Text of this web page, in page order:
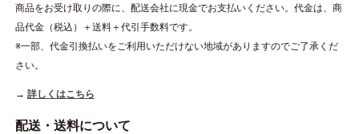
商品をお受け取りの際に、配送会社に現金でお支払いください。代金は、商
品代金（税込）＋送料＋代引手数料です。
※一部、代金引換払いをご利用いただけない地域がありますのでご了承くだ
さい。
詳しくはこちら
配送・送料について